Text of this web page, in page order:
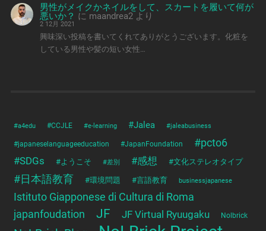
男性がメイクかネイルをして、スカートを履いて何が
悪いか？ に maandrea2 より
2 12月 2021
興味深い投稿を書いてくれてありがとうございます。化粧を
している男性や髪の短い女性…
#a4edu #CCJLE #e-learning #Jalea #jaleabusiness
#japaneselanguageeducation #JapanFoundation #pcto6
#SDGs #ようこそ #差別 #感想 #文化ステレオタイプ
#日本語教育 #環境問題 #言語教育 businessjapanese
Istituto Giapponese di Cultura di Roma
japanfoudation JF JF Virtual Ryuugaku Nolbrick